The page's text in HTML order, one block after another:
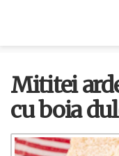
Mititei
cu boia